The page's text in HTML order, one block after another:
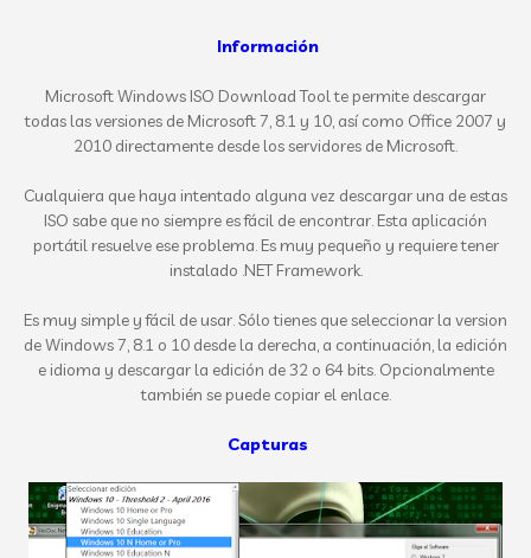
Información
Microsoft Windows ISO Download Toolte permite descargar
todas las versiones de Microsoft 7, 8.1 y 10, así como Office 2007 y
2010 directamente desde los servidores de Microsoft.
Cualquiera que haya intentado alguna vez descargar una de estas
ISO sabe que no siempre es fácil de encontrar. Esta aplicación
portátil resuelve ese problema. Es muy pequeño y requieretener
instalado .NET Framework.
Es muy simple y fácil de usar.Sólo tienes que seleccionar la version
de Windows 7, 8.1 o 10 desde la derecha, a continuación, la edición
e idioma y descargar la edición de 32o 64 bits. Opcionalmente
también se puede copiar el enlace.
Capturas